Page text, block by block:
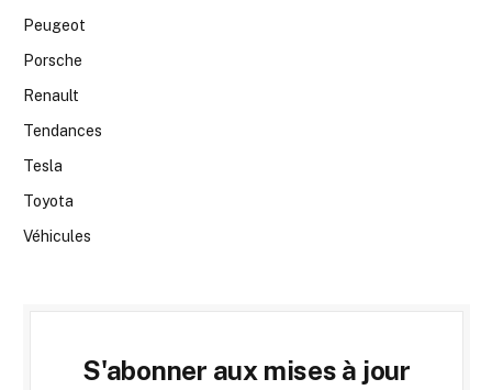
Peugeot
Porsche
Renault
Tendances
Tesla
Toyota
Véhicules
S'abonner aux mises à jour